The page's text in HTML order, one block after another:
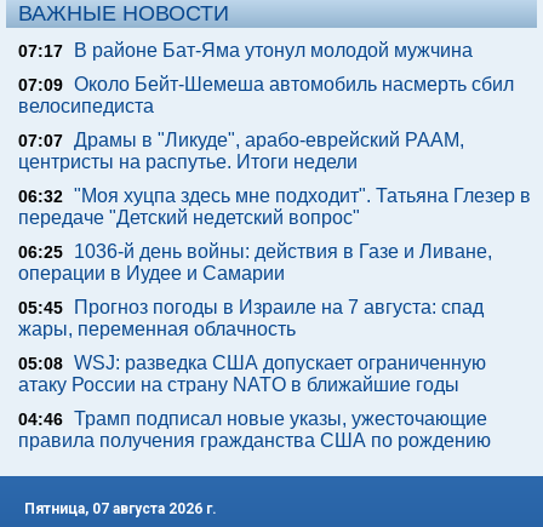
ВАЖНЫЕ НОВОСТИ
07:17 В районе Бат-Яма утонул молодой мужчина
07:09 Около Бейт-Шемеша автомобиль насмерть сбил
велосипедиста
07:07 Драмы в "Ликуде", арабо-еврейский РААМ,
центристы на распутье. Итоги недели
06:32 "Моя хуцпа здесь мне подходит". Татьяна Глезер в
передаче "Детский недетский вопрос"
06:25
1036-й день войны: действия в Газе и Ливане,
операции в Иудее и Самарии
05:45
Прогноз погоды в Израиле на 7 августа: спад
жары, переменная облачность
05:08 WSJ: разведка США допускает ограниченную
атаку России на страну NATO в ближайшие годы
04:46 Трамп подписал новые указы, ужесточающие
правила получения гражданства США по рождению
Пятница, 07 августа 2026 г.